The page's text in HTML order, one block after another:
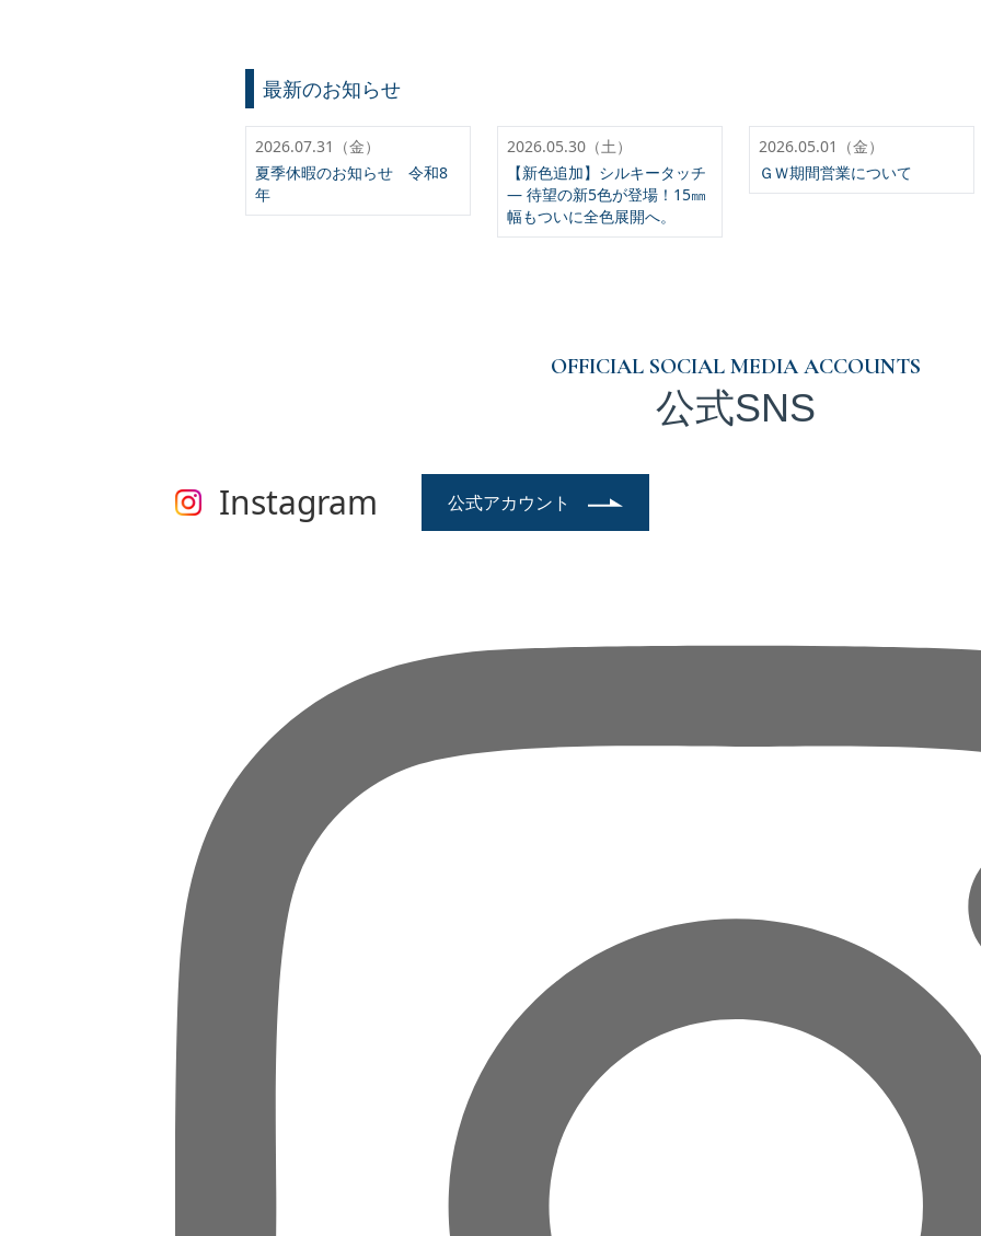
最新のお知らせ
2026.07.31（金）
夏季休暇のお知らせ 令和8
年
2026.05.30（土）
【新色追加】シルキータッチ
— 待望の新5色が登場！15㎜
幅もついに全色展開へ。
2026.05.01（金）
ＧＷ期間営業について
OFFICIAL SOCIAL MEDIA ACCOUNTS
公式SNS
Instagram 公式アカウント